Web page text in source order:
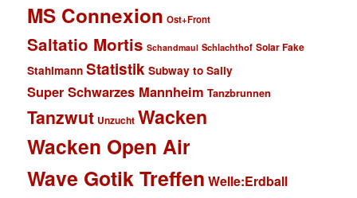
MS Connexion Ost+Front
Saltatio Mortis Schandmaul Schlachthof Solar Fake
Stahlmann Statistik Subway to Sally
Super Schwarzes Mannheim Tanzbrunnen
Tanzwut Unzucht Wacken
Wacken Open Air
Wave Gotik Treffen Welle:Erdball